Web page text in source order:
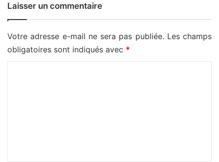
Laisser un commentaire
Votre adresse e-mail ne sera pas publiée. Les champs
obligatoires sont indiqués avec *